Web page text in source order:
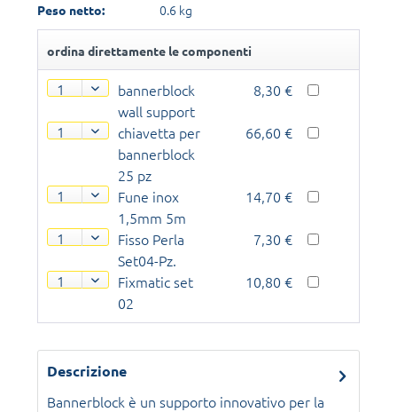
Peso netto: 0.6 kg
ordina direttamente le componenti
bannerblock
wall support
8,30 €
chiavetta per
bannerblock
25 pz
66,60 €
Fune inox
1,5mm 5m
14,70 €
Fisso Perla
Set04-Pz.
7,30 €
Fixmatic set
02
10,80 €
Descrizione
Bannerblock è un supporto innovativo per la